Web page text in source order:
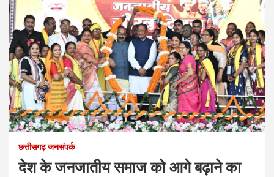
छत्तीसगढ़ जनसंपर्क
देश के जनजातीय समाज को आगे बढ़ाने का